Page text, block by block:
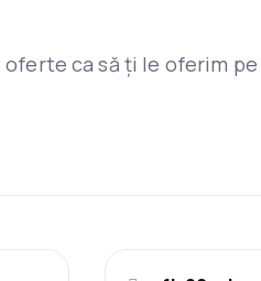
ca să ți le oferim pe